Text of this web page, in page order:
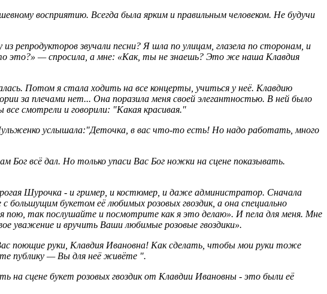
восприятию. Всегда была ярким и правильным человеком. Не будучи
репродукторов звучали песни? Я шла по улицам, глазела по сторонам, и
это?» — спросила, а мне: «Как, ты не знаешь? Это же наша Клавдия
Потом я стала ходить на все концерты, учиться у неё. Клавдию
за плечами нет... Она поразила меня своей элегантностью. В ней было
смотрели и говорили: "Какая красивая."
услышала:"Деточка, в вас что-то есть! Но надо работать, много
Бог всё дал. Но только упаси Вас Бог ножки на сцене показывать.
Шурочка - и гример, и костюмер, и даже администратор. Сначала
букетом её любимых розовых гвоздик, а она специально
пою, так послушайте и посмотрите как я это делаю». И пела для меня. Мне
уважение и вручить Ваши любимые розовые гвоздики».
поющие руки, Клавдия Ивановна! Как сделать, чтобы мои руки тоже
публику — Вы для неё живёте ".
на сцене букет розовых гвоздик от Клавдии Ивановны - это были её